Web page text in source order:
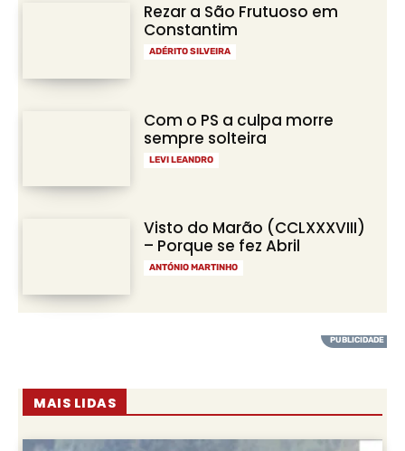
Rezar a São Frutuoso em
Constantim
ADÉRITO SILVEIRA
Com o PS a culpa morre
sempre solteira
LEVI LEANDRO
Visto do Marão (CCLXXXVIII)
– Porque se fez Abril
ANTÓNIO MARTINHO
MAIS LIDAS